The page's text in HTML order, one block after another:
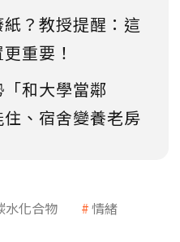
？教授提醒：這
重要！
和大學當鄰
、宿舍變養老房
水化合物
情緒